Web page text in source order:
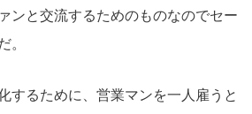
ンと交流するためのものなのでセー
。
するために、営業マンを一人雇うと